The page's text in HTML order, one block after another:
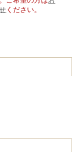
ください。